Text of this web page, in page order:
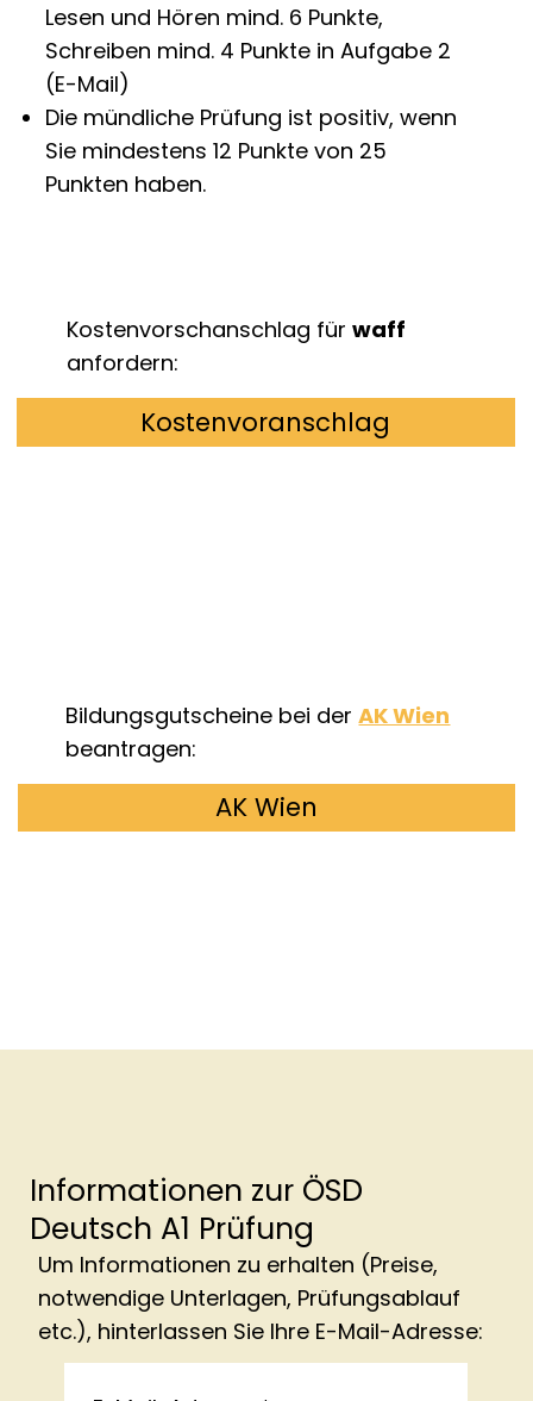
Lesen und Hören mind. 6 Punkte,
Schreiben mind. 4 Punkte in Aufgabe 2
(E-Mail)
Die mündliche Prüfung ist positiv, wenn
Sie mindestens 12 Punkte von 25
Punkten haben.
Kostenvorschanschlag für waff
anfordern:
Kostenvoranschlag
Bildungsgutscheine bei derAK Wien
beantragen:
AK Wien
Informationen zur ÖSD
Deutsch A1 Prüfung
Um Informationen zu erhalten (Preise,
notwendige Unterlagen, Prüfungsablauf
etc.), hinterlassen Sie Ihre E-Mail-Adresse: